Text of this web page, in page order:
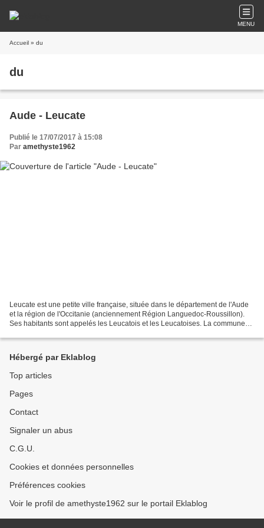
MENU
Accueil » du
du
Aude - Leucate
Publié le 17/07/2017 à 15:08
Par amethyste1962
Leucate est une petite ville française, située dans le département de l'Aude
et la région de l'Occitanie (anciennement Région Languedoc-Roussillon).
Ses habitants sont appelés les Leucatois et les Leucatoises. La commune
Hébergé par Eklablog
Top articles
Pages
Contact
Signaler un abus
C.G.U.
Cookies et données personnelles
Préférences cookies
Voir le profil de amethyste1962 sur le portail Eklablog